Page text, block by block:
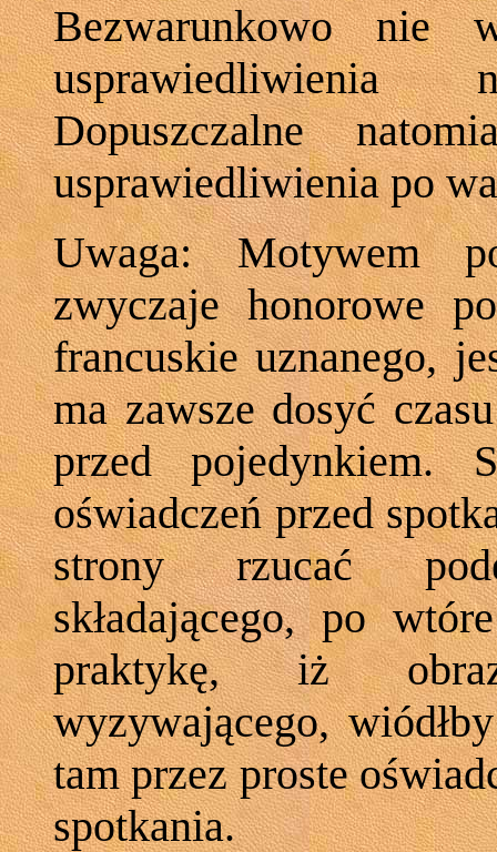
Bezwarunkowo nie
Dopuszczalne
usprawiedliwienia po
Uwaga: Motywem
zwyczaje honorowe
francuskie uznanego,
ma zawsze dosyć
przed pojedynkiem.
oświadczeń przed
strony rzucać
składającego, po
praktykę, iż
wyzywającego,
tam przez proste
spotkania.